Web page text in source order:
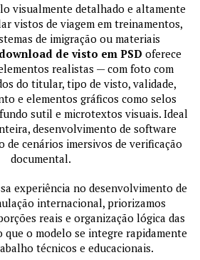
visualmente detalhado e altamente
vistos de viagem em treinamentos,
de imigração ou materiais
download de visto em PSD oferece
realistas — com foto com
do titular, tipo de visto, validade,
e elementos gráficos como selos
sutil e microtextos visuais. Ideal
desenvolvimento de software
de cenários imersivos de verificação
documental.
experiência no desenvolvimento de
internacional, priorizamos
reais e organização lógica das
que o modelo se integre rapidamente
técnicos e educacionais.